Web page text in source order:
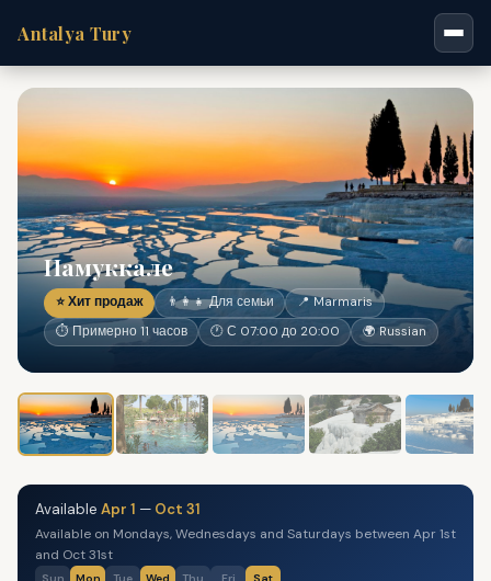
Antalya Tury
Памуккале
⭐ Хит продаж 👨‍👩‍👧 Для семьи
📍 Marmaris
⏱ Примерно 11 часов
🕐 С 07:00 до 20:00 🌍 Russian
Available Apr 1 — Oct 31
Available on Mondays, Wednesdays and Saturdays between Apr 1st
and Oct 31st